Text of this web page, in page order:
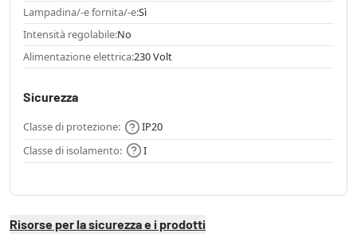
Lampadina/-e fornita/-e:Sì
Intensità regolabile:No
Alimentazione elettrica:230 Volt
Sicurezza
Classe di protezione:
IP20
Classe di isolamento:
I
Risorse per la sicurezza e i prodotti